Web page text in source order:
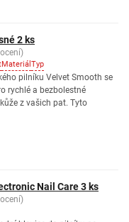
2 ks
Materiál Typ
pilníku Velvet Smooth se
rychlé a bezbolestné
z vašich pat. Tyto
Nail Care 3 ks